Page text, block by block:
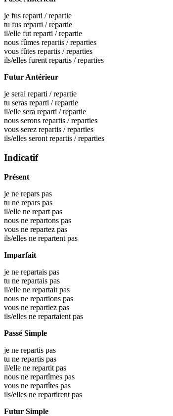
je fus reparti /repartie
tu fus reparti /repartie
il/elle fut reparti /repartie
nous fûmes repartis /reparties
vous fûtes repartis /reparties
ils/elles furent repartis /reparties
Futur Antérieur
je serai reparti /repartie
tu seras reparti /repartie
il/elle sera reparti /repartie
nous serons repartis /reparties
vous serez repartis /reparties
ils/elles seront repartis /reparties
Indicatif
Présent
je ne repars pas
tu ne repars pas
il/elle ne repart pas
nous ne repartons pas
vous ne repartez pas
ils/elles ne repartent pas
Imparfait
je ne repartais pas
tu ne repartais pas
il/elle ne repartait pas
nous ne repartions pas
vous ne repartiez pas
ils/elles ne repartaient pas
Passé Simple
je ne repartis pas
tu ne repartis pas
il/elle ne repartit pas
nous ne repartîmes pas
vous ne repartîtes pas
ils/elles ne repartirent pas
Futur Simple